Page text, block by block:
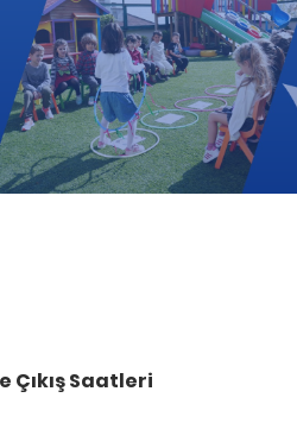
Çıkış Saatleri